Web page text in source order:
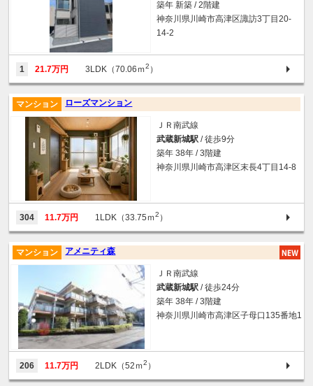
築年 新築 / 2階建
神奈川県川崎市高津区諏訪3丁目20-
14-2
1 21.7万円 3LDK（70.06ｍ2 ）
ローズマンション
マンション
ＪＲ南武線
武蔵新城駅 / 徒歩9分
築年 38年 / 3階建
神奈川県川崎市高津区末長4丁目14-8
304 11.7万円 1LDK（33.75ｍ2 ）
アメニティ森
マンション
ＪＲ南武線
武蔵新城駅 / 徒歩24分
築年 38年 / 3階建
神奈川県川崎市高津区子母口135番地1
206 11.7万円 2LDK（52ｍ2 ）